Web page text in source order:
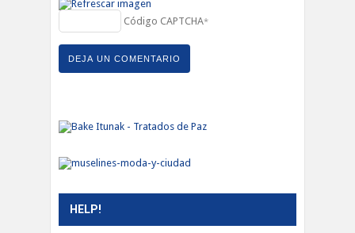
Código CAPTCHA*
HELP!